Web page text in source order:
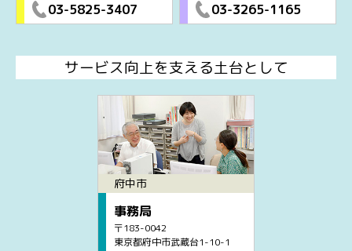
03-5825-3407 03-3265-1165
サービス向上を支える土台として
府中市
事務局
〒183-0042
東京都府中市武蔵台1-10-1